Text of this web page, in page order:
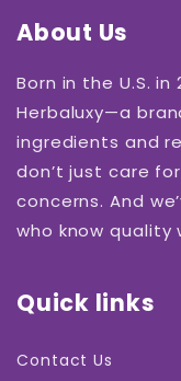
About Us
Born in the U.S. in
Herbaluxy—a
ingredients and
don’t just care
concerns. And
who know quality
Quick links
Contact Us